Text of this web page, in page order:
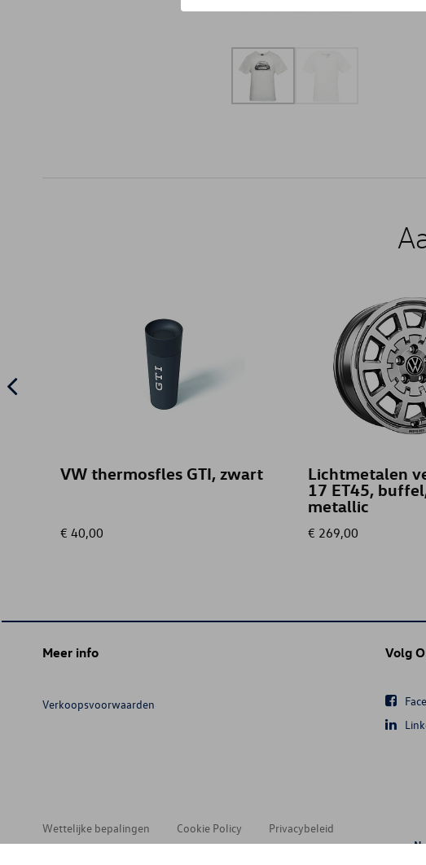
VW thermosfles GTI, zwart
€ 40,00
Lichtmetalen
17 ET45,
metallic
€ 269,00
Meer info
Verkoopsvoorwaarden
Volg
Wettelijke bepalingen Cookie Policy
Privacybeleid